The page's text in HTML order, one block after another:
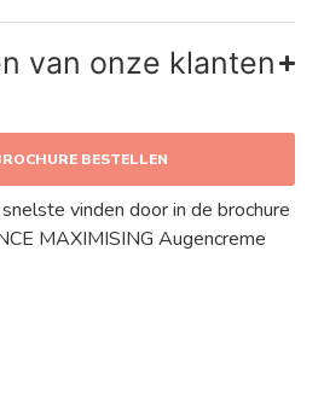
van onze klanten
BESTELLEN
vinden door in de brochure
MAXIMISING Augencreme